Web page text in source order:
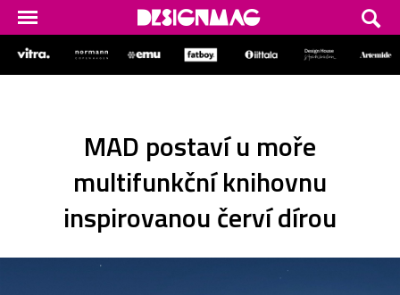
MAD postaví u moře
multifunkční knihovnu
inspirovanou červí dírou